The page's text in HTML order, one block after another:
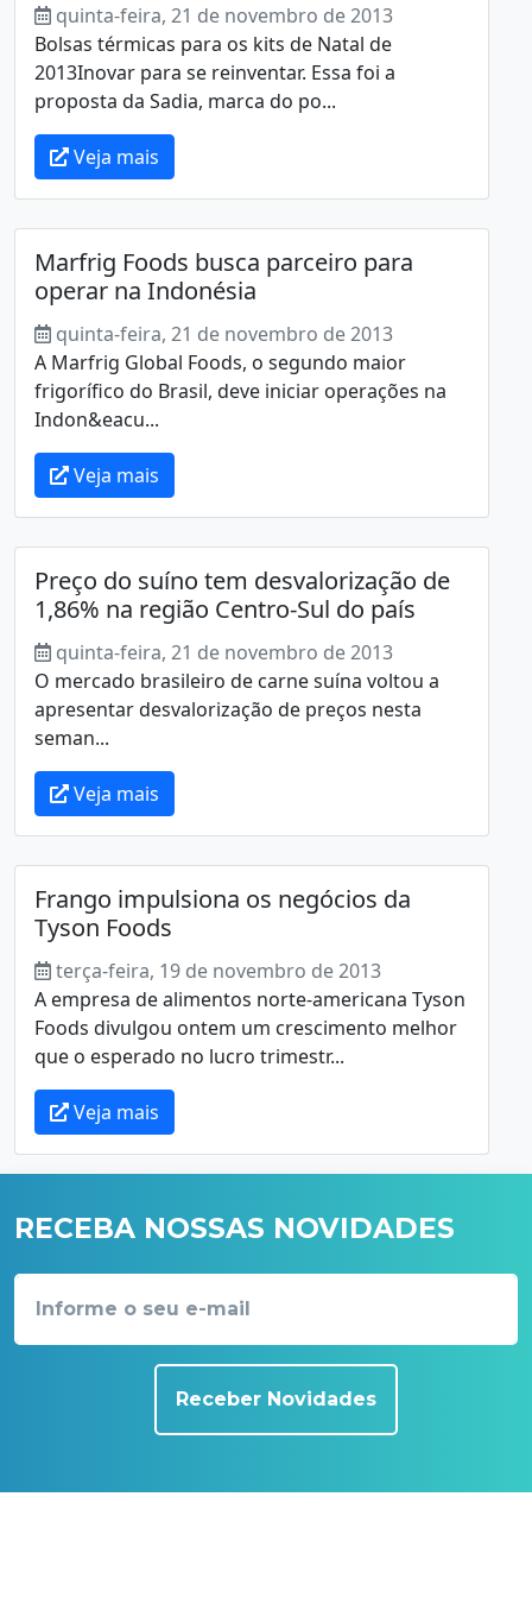
quinta-feira, 21 de novembro de 2013
Bolsas térmicas para os kits de Natal de
2013Inovar para se reinventar. Essa foi a
proposta da Sadia, marca do po...
Veja mais
Marfrig Foods busca parceiro para
operar na Indonésia
quinta-feira, 21 de novembro de 2013
A Marfrig Global Foods, o segundo maior
frigorífico do Brasil, deve iniciar operações na
Indon&eacu...
Veja mais
Preço do suíno tem desvalorização de
1,86% na região Centro-Sul do país
quinta-feira, 21 de novembro de 2013
O mercado brasileiro de carne suína voltou a
apresentar desvalorização de preços nesta
seman...
Veja mais
Frango impulsiona os negócios da
Tyson Foods
terça-feira, 19 de novembro de 2013
A empresa de alimentos norte-americana Tyson
Foods divulgou ontem um crescimento melhor
que o esperado no lucro trimestr...
Veja mais
RECEBA NOSSAS NOVIDADES
Receber Novidades